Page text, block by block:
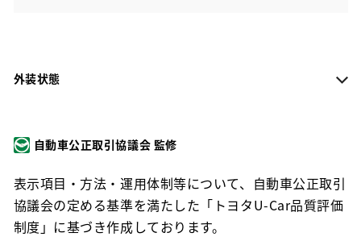
外装状態
自動車公正取引協議会 監修
表示項目・方法・運用体制等について、自動車公正取引
協議会の定める基準を満たした「トヨタU-Car品質評価
制度」に基づき作成しております。